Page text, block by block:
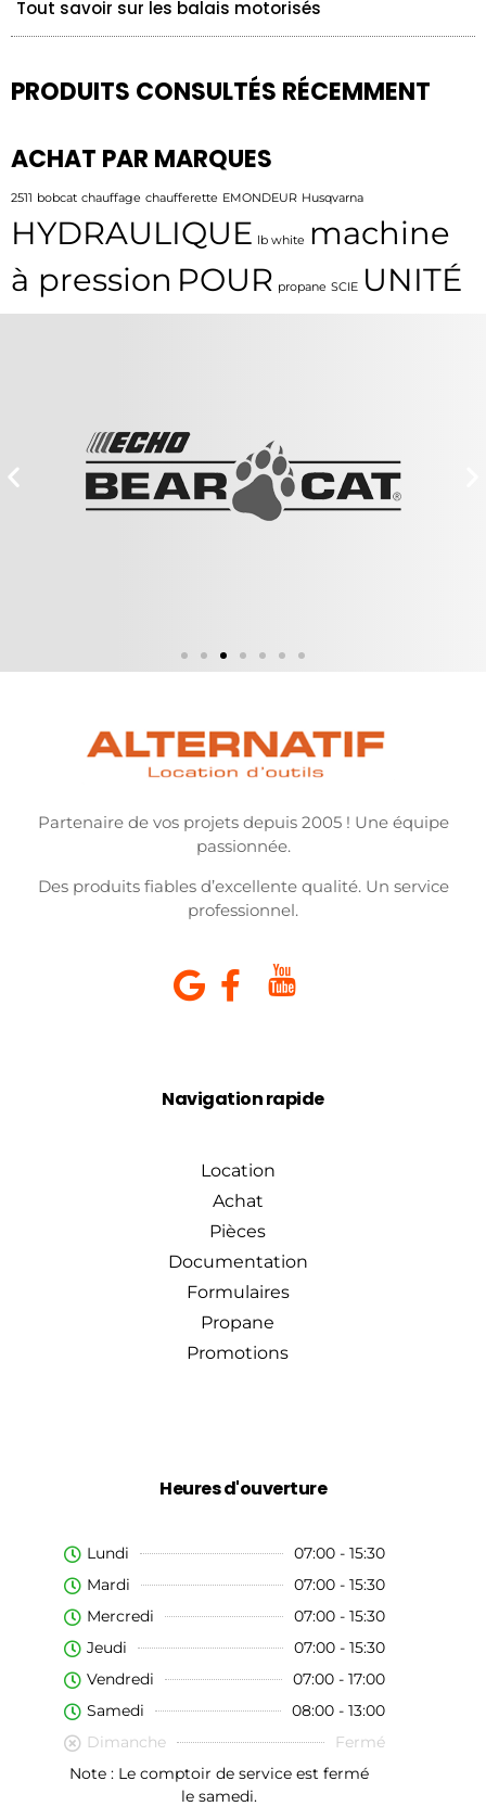
Tout savoir sur les balais motorisés
PRODUITS CONSULTÉS RÉCEMMENT
ACHAT PAR MARQUES
2511 bobcat chauffage chaufferette EMONDEUR Husqvarna
HYDRAULIQUE lb white machine
à pression POUR propane SCIE UNITÉ
Partenaire de vos projets depuis 2005 ! Une équipe
passionnée.
Des produits fiables d’excellente qualité. Un service
professionnel.
Navigation rapide
Location
Achat
Pièces
Documentation
Formulaires
Propane
Promotions
Heures d'ouverture
Lundi
07:00 - 15:30
Mardi
07:00 - 15:30
Mercredi
07:00 - 15:30
Jeudi
07:00 - 15:30
Vendredi
07:00 - 17:00
Samedi
08:00 - 13:00
Dimanche
Fermé
Note : Le comptoir de service est fermé
le samedi.